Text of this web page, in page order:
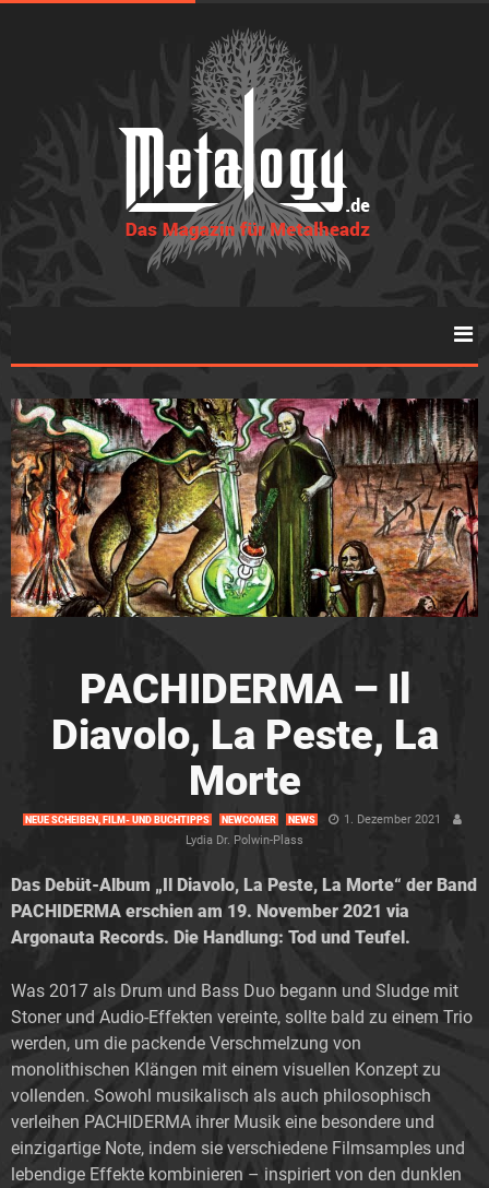
PACHIDERMA – Il
Diavolo, La Peste, La
Morte
NEUE SCHEIBEN, FILM- UND BUCHTIPPS NEWCOMER NEWS
1. Dezember 2021
Lydia Dr. Polwin-Plass
Das Debüt-Album „Il Diavolo, La Peste, La Morte“ der Band
PACHIDERMA erschien am 19. November 2021 via
Argonauta Records. Die Handlung: Tod und Teufel.
Was 2017 als Drum und Bass Duo begann und Sludge mit
Stoner und Audio-Effekten vereinte, sollte bald zu einem Trio
werden, um die packende Verschmelzung von
monolithischen Klängen mit einem visuellen Konzept zu
vollenden. Sowohl musikalisch als auch philosophisch
verleihen PACHIDERMA ihrer Musik eine besondere und
einzigartige Note, indem sie verschiedene Filmsamples und
lebendige Effekte kombinieren – inspiriert von den dunklen